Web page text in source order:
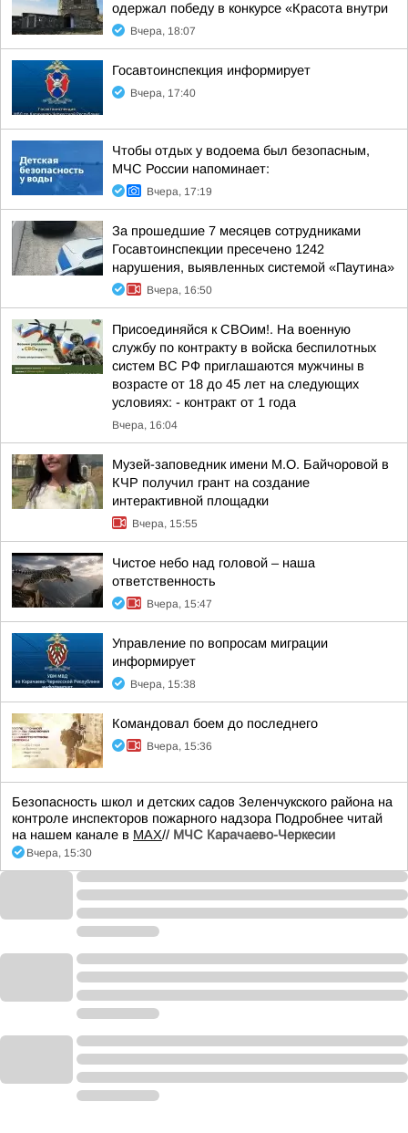
одержал победу в конкурсе «Красота внутри
Вчера, 18:07
Госавтоинспекция информирует
Вчера, 17:40
Чтобы отдых у водоема был безопасным,
МЧС России напоминает:
Вчера, 17:19
За прошедшие 7 месяцев сотрудниками
Госавтоинспекции пресечено 1242
нарушения, выявленных системой «Паутина»
Вчера, 16:50
Присоединяйся к СВОим!. На военную
службу по контракту в войска беспилотных
систем ВС РФ приглашаются мужчины в
возрасте от 18 до 45 лет на следующих
условиях: - контракт от 1 года
Вчера, 16:04
Музей-заповедник имени М.О. Байчоровой в
КЧР получил грант на создание
интерактивной площадки
Вчера, 15:55
Чистое небо над головой – наша
ответственность
Вчера, 15:47
Управление по вопросам миграции
информирует
Вчера, 15:38
Командовал боем до последнего
Вчера, 15:36
Безопасность школ и детских садов Зеленчукского района на
контроле инспекторов пожарного надзора Подробнее читай
на нашем канале в MAX// МЧС Карачаево-Черкесии
Вчера, 15:30